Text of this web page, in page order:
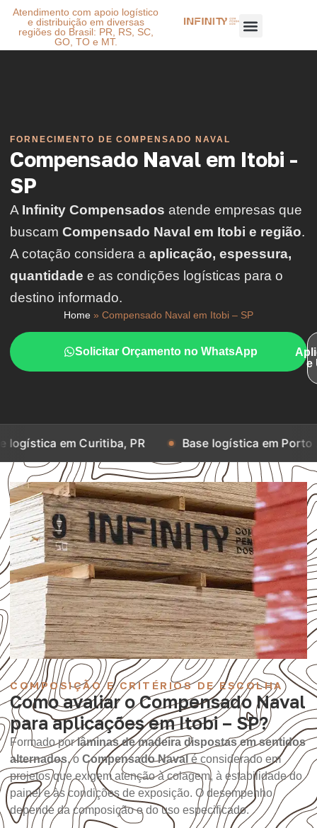
Atendimento com apoio logístico
e distribuição em diversas
regiões do Brasil: PR, RS, SC,
GO, TO e MT.
FORNECIMENTO DE COMPENSADO NAVAL
Compensado Naval em Itobi -
SP
A Infinity Compensados atende empresas que
buscam Compensado Naval em Itobi e região.
A cotação considera a aplicação, espessura,
quantidade e as condições logísticas para o
destino informado.
Home » Compensado Naval em Itobi – SP
Solicitar Orçamento no WhatsApp
e
Curitiba, PR Base logística em Porto Alegre, RS
COMPOSIÇÃO E CRITÉRIOS DE ESCOLHA
Como avaliar o Compensado Naval
para aplicações em Itobi – SP?
Formado porlâminas de madeira dispostas em sentidos
alternados, o Compensado Naval é considerado em
projetos que exigem atenção à colagem, à estabilidade do
painel e às condições de exposição. O desempenho
depende da composição e do uso especificado.